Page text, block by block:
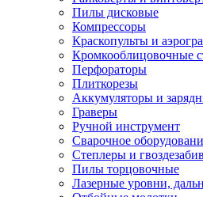
Пилы дисковые
Компрессоры
Краскопульты и
Кромкооблицовочные
Перфораторы
Плиткорезы
Аккумуляторы и
Граверы
Ручной инструмент
Сварочное
Степлеры и
Пилы торцовочные
Лазерные уровни,